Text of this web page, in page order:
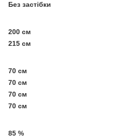
Без застібки
200 см
215 см
70 см
70 см
70 см
70 см
85 %